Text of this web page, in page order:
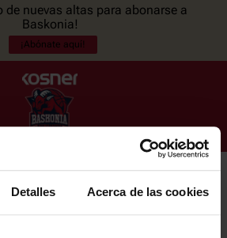
Detalles Acerca de las cookies
de nuevas altas para abonarse a
Baskonia!
¡Abónate aquí!